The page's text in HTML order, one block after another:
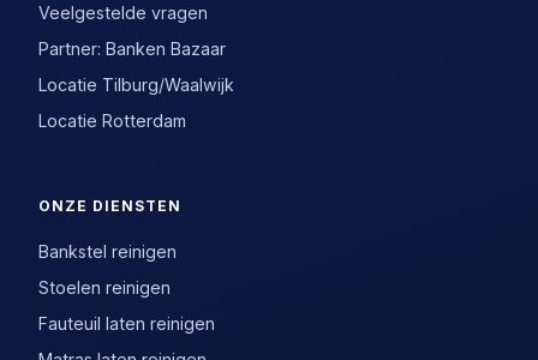
Veelgestelde vragen
Partner: Banken Bazaar
Locatie Tilburg/Waalwijk
Locatie Rotterdam
ONZE DIENSTEN
Bankstel reinigen
Stoelen reinigen
Fauteuil laten reinigen